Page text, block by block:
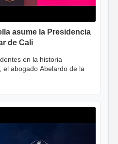
asume la Presidencia
de Cali
en la historia
el abogado Abelardo de la